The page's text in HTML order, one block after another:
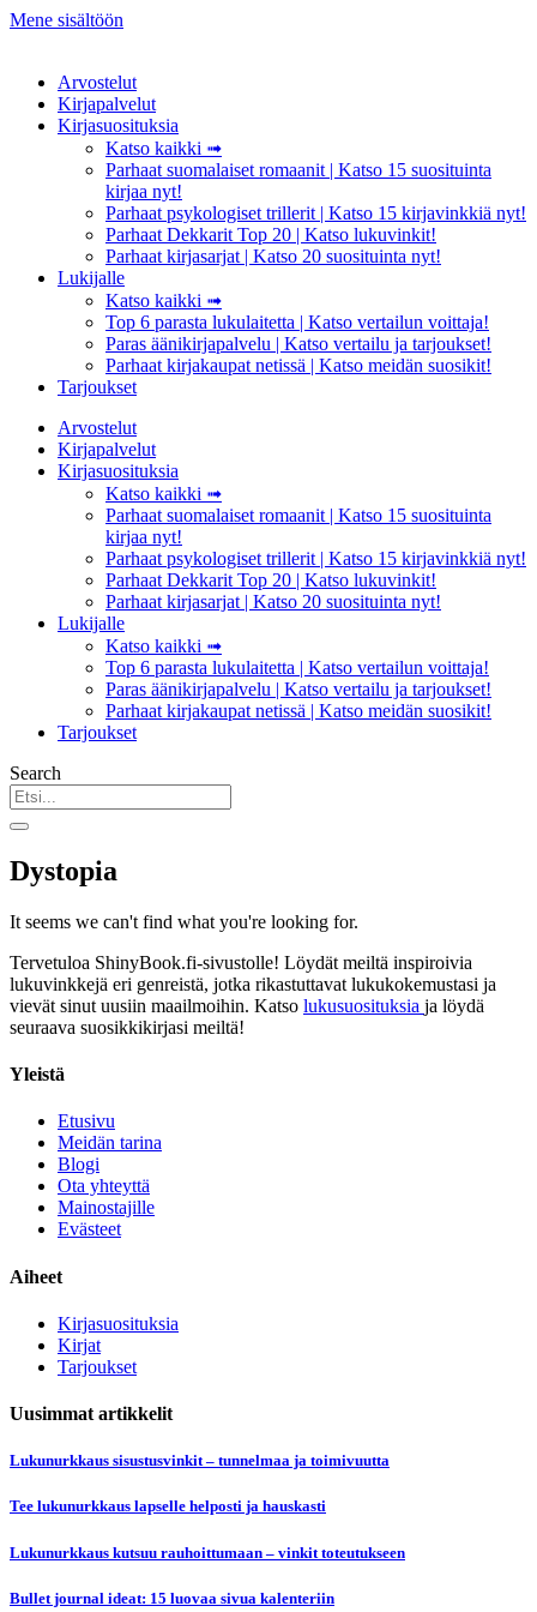
Mene sisältöön
Arvostelut
Kirjapalvelut
Kirjasuosituksia
Katso kaikki ➟
Parhaat suomalaiset romaanit | Katso 15 suosituinta
kirjaa nyt!
Parhaat psykologiset trillerit | Katso 15 kirjavinkkiä nyt!
Parhaat Dekkarit Top 20 | Katso lukuvinkit!
Parhaat kirjasarjat | Katso 20 suosituinta nyt!
Lukijalle
Katso kaikki ➟
Top 6 parasta lukulaitetta | Katso vertailun voittaja!
Paras äänikirjapalvelu | Katso vertailu ja tarjoukset!
Parhaat kirjakaupat netissä | Katso meidän suosikit!
Tarjoukset
Arvostelut
Kirjapalvelut
Kirjasuosituksia
Katso kaikki ➟
Parhaat suomalaiset romaanit | Katso 15 suosituinta
kirjaa nyt!
Parhaat psykologiset trillerit | Katso 15 kirjavinkkiä nyt!
Parhaat Dekkarit Top 20 | Katso lukuvinkit!
Parhaat kirjasarjat | Katso 20 suosituinta nyt!
Lukijalle
Katso kaikki ➟
Top 6 parasta lukulaitetta | Katso vertailun voittaja!
Paras äänikirjapalvelu | Katso vertailu ja tarjoukset!
Parhaat kirjakaupat netissä | Katso meidän suosikit!
Tarjoukset
Search
Dystopia
It seems we can't find what you're looking for.
Tervetuloa ShinyBook.fi-sivustolle! Löydät meiltä inspiroivia
lukuvinkkejä eri genreistä, jotka rikastuttavat lukukokemustasi ja
vievät sinut uusiin maailmoihin. Katso lukusuosituksia ja löydä
seuraava suosikkikirjasi meiltä!
Yleistä
Etusivu
Meidän tarina
Blogi
Ota yhteyttä
Mainostajille
Evästeet
Aiheet
Kirjasuosituksia
Kirjat
Tarjoukset
Uusimmat artikkelit
Lukunurkkaus sisustusvinkit – tunnelmaa ja toimivuutta
Tee lukunurkkaus lapselle helposti ja hauskasti
Lukunurkkaus kutsuu rauhoittumaan – vinkit toteutukseen
Bullet journal ideat: 15 luovaa sivua kalenteriin